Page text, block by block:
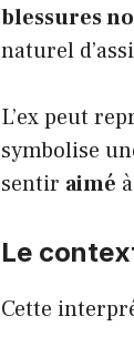
blessures
naturel
L’ex peut
symbolise
sentir aimé
Le
Cette